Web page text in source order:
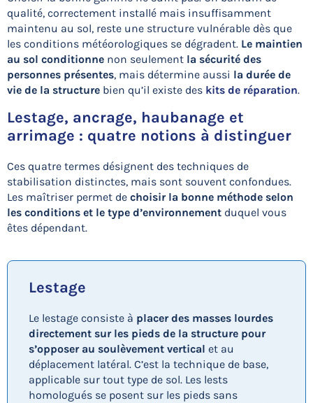
qualité, correctement installé mais insuffisamment
maintenu au sol, reste une structure vulnérable dès que
les conditions météorologiques se dégradent. Le maintien
au sol conditionne non seulement la sécurité des
personnes présentes, mais détermine aussi la durée de
vie de la structure bien qu’il existe des kits de réparation.
Lestage, ancrage, haubanage et
arrimage : quatre notions à distinguer
Ces quatre termes désignent des techniques de
stabilisation distinctes, mais sont souvent confondues.
Les maîtriser permet de choisir la bonne méthode selon
les conditions et le type d’environnement duquel vous
êtes dépendant.
Lestage
Le lestage consiste à placer des masses lourdes
directement sur les pieds de la structure pour
s’opposer au soulèvement vertical et au
déplacement latéral. C’est la technique de base,
applicable sur tout type de sol. Les lests
homologués se posent sur les pieds sans